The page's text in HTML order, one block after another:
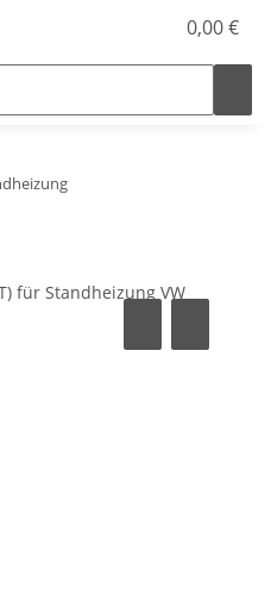
0,00 €